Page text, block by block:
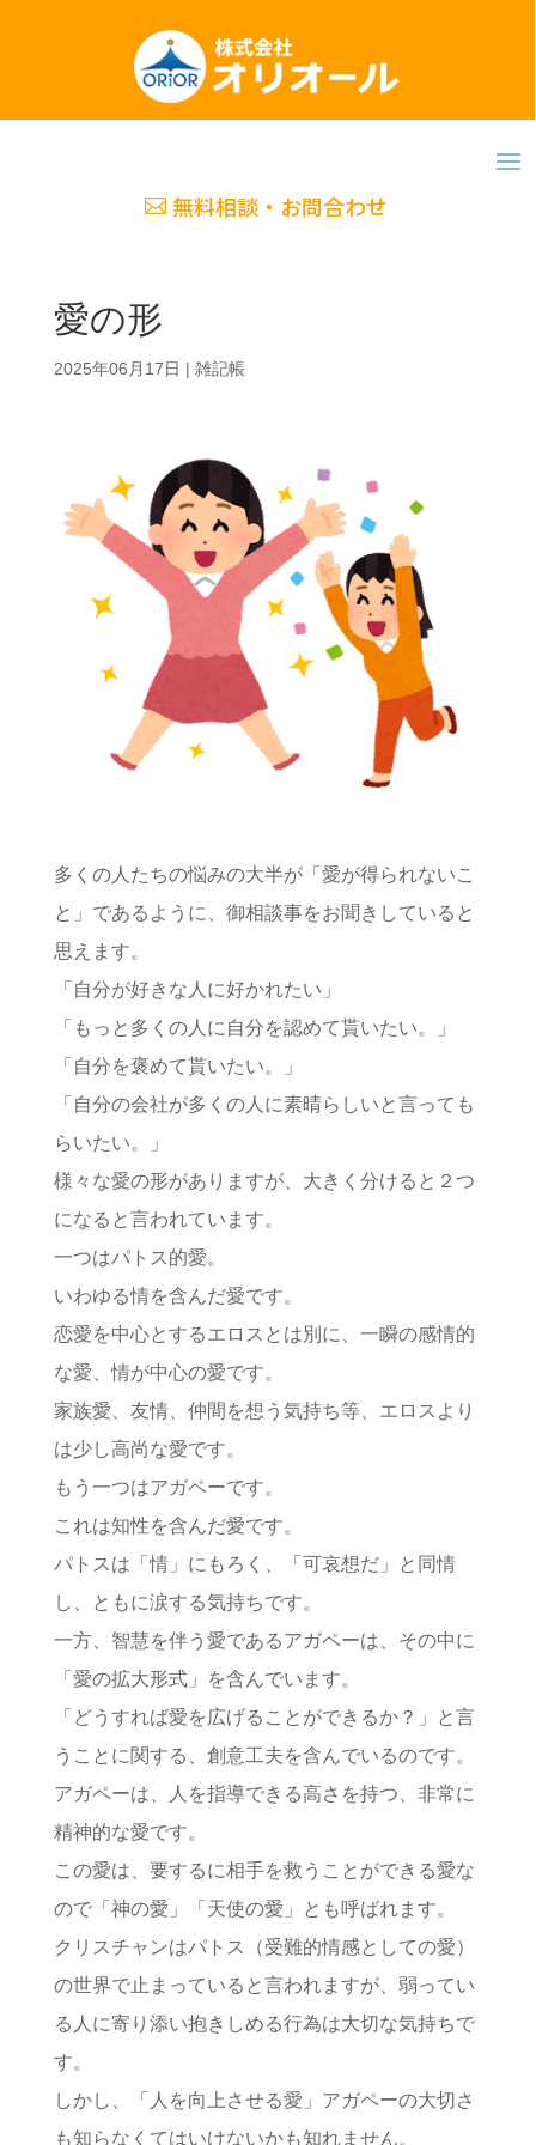
無料相談・お問合わせ
愛の形
2025年06月17日 | 雑記帳
多くの人たちの悩みの大半が「愛が得られないこ
と」であるように、御相談事をお聞きしていると
思えます。
「自分が好きな人に好かれたい」
「もっと多くの人に自分を認めて貰いたい。」
「自分を褒めて貰いたい。」
「自分の会社が多くの人に素晴らしいと言っても
らいたい。」
様々な愛の形がありますが、大きく分けると２つ
になると言われています。
一つはパトス的愛。
いわゆる情を含んだ愛です。
恋愛を中心とするエロスとは別に、一瞬の感情的
な愛、情が中心の愛です。
家族愛、友情、仲間を想う気持ち等、エロスより
は少し高尚な愛です。
もう一つはアガペーです。
これは知性を含んだ愛です。
パトスは「情」にもろく、「可哀想だ」と同情
し、ともに涙する気持ちです。
一方、智慧を伴う愛であるアガペーは、その中に
「愛の拡大形式」を含んでいます。
「どうすれば愛を広げることができるか？」と言
うことに関する、創意工夫を含んでいるのです。
アガペーは、人を指導できる高さを持つ、非常に
精神的な愛です。
この愛は、要するに相手を救うことができる愛な
ので「神の愛」「天使の愛」とも呼ばれます。
クリスチャンはパトス（受難的情感としての愛）
の世界で止まっていると言われますが、弱ってい
る人に寄り添い抱きしめる行為は大切な気持ちで
す。
しかし、「人を向上させる愛」アガペーの大切さ
も知らなくてはいけないかも知れません。